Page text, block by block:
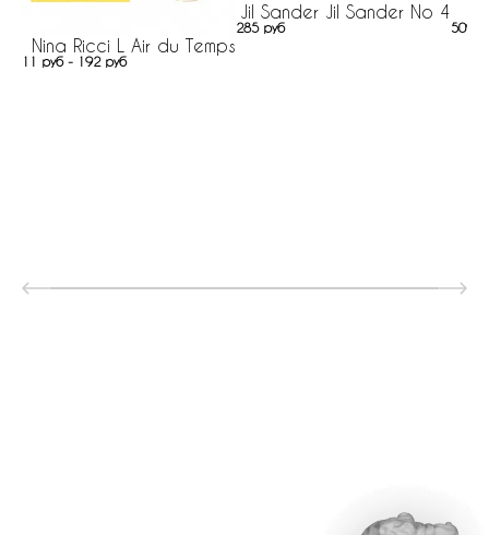
Nina Ricci L Air du Temps
11 руб - 192 руб
Jil Sander Jil Sander No 4
285 руб 509